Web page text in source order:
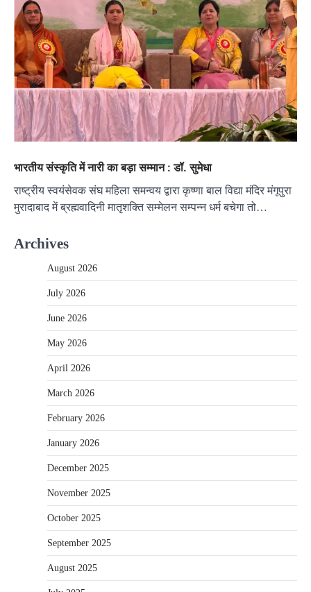
भारतीय संस्कृति में नारी का बड़ा सम्मान : डॉ. सुमेधा
राष्ट्रीय स्वयंसेवक संघ महिला समन्वय द्वारा कृष्णा बाल विद्या मंदिर मंगूपुरा
मुरादाबाद में ब्रह्मवादिनी मातृशक्ति सम्मेलन सम्पन्न धर्म बचेगा तो…
Archives
August 2026
July 2026
June 2026
May 2026
April 2026
March 2026
February 2026
January 2026
December 2025
November 2025
October 2025
September 2025
August 2025